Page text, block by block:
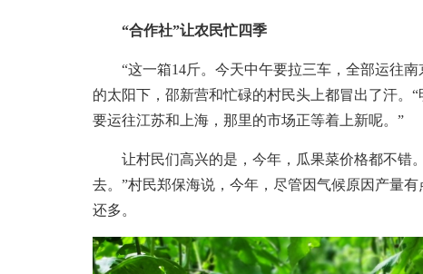
“合作社”让农民忙四季
“这一箱14斤。今天中午要拉三车，全部运往南
的太阳下，邵新营和忙碌的村民头上都冒出了汗。
要运往江苏和上海，那里的市场正等着上新呢。”
让村民们高兴的是，今年，瓜果菜价格都不错
去。”村民郑保海说，今年，尽管因气候原因产量
还多。